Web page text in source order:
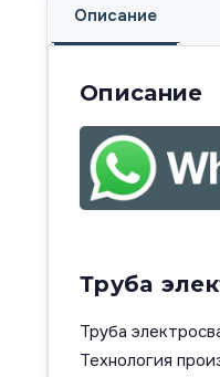
Описание
Описание
Труба
Труба
Технология